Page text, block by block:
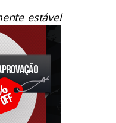
estável